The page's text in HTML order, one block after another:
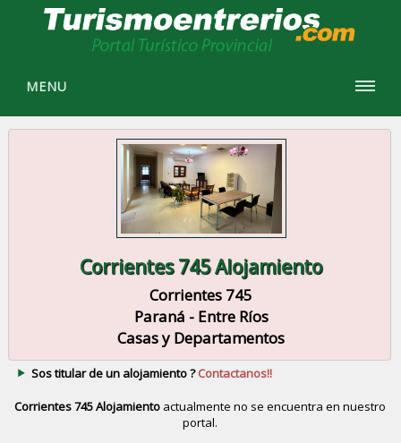
MENU
Corrientes 745 Alojamiento
Corrientes 745
Paraná - Entre Ríos
Casas y Departamentos
Sos titular de un alojamiento ?Contactanos!!
Corrientes 745 Alojamiento actualmente no se encuentra en nuestro
portal.